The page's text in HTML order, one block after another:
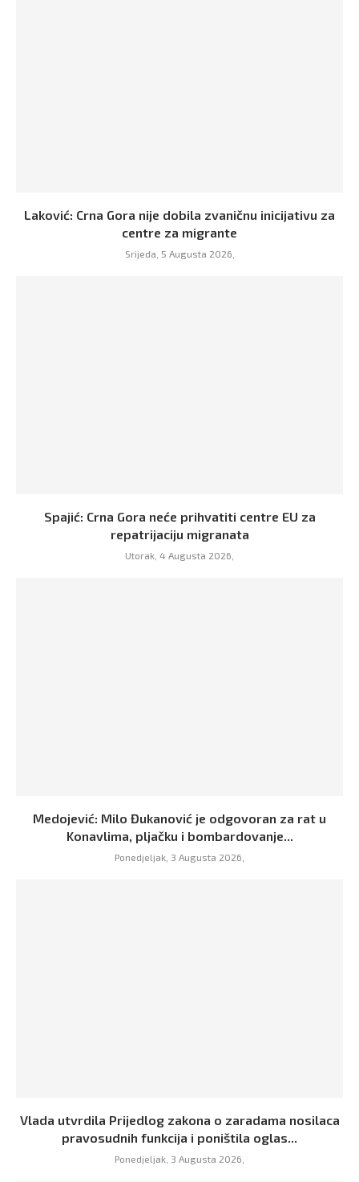
Laković: Crna Gora nije dobila zvaničnu inicijativu za
centre za migrante
Srijeda, 5 Augusta 2026,
Spajić: Crna Gora neće prihvatiti centre EU za
repatrijaciju migranata
Utorak, 4 Augusta 2026,
Medojević: Milo Đukanović je odgovoran za rat u
Konavlima, pljačku i bombardovanje...
Ponedjeljak, 3 Augusta 2026,
Vlada utvrdila Prijedlog zakona o zaradama nosilaca
pravosudnih funkcija i poništila oglas...
Ponedjeljak, 3 Augusta 2026,